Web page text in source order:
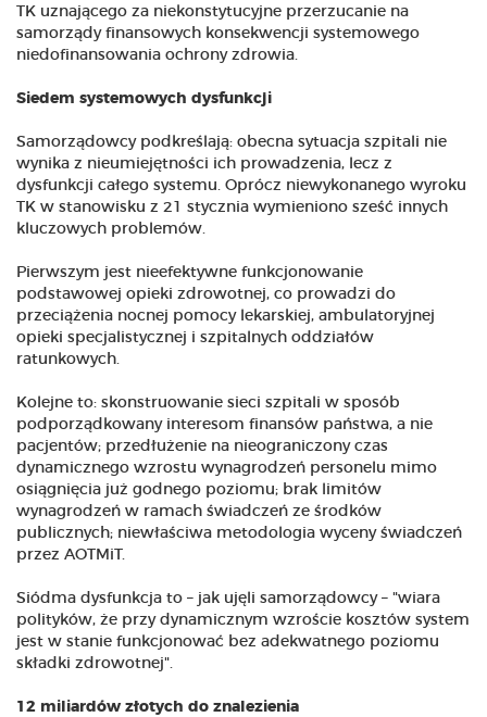
TK uznającego za niekonstytucyjne przerzucanie na
samorządy finansowych konsekwencji systemowego
niedofinansowania ochrony zdrowia.
Siedem systemowych dysfunkcji
Samorządowcy podkreślają: obecna sytuacja szpitali nie
wynika z nieumiejętności ich prowadzenia, lecz z
dysfunkcji całego systemu. Oprócz niewykonanego wyroku
TK w stanowisku z 21 stycznia wymieniono sześć innych
kluczowych problemów.
Pierwszym jest nieefektywne funkcjonowanie
podstawowej opieki zdrowotnej, co prowadzi do
przeciążenia nocnej pomocy lekarskiej, ambulatoryjnej
opieki specjalistycznej i szpitalnych oddziałów
ratunkowych.
Kolejne to: skonstruowanie sieci szpitali w sposób
podporządkowany interesom finansów państwa, a nie
pacjentów; przedłużenie na nieograniczony czas
dynamicznego wzrostu wynagrodzeń personelu mimo
osiągnięcia już godnego poziomu; brak limitów
wynagrodzeń w ramach świadczeń ze środków
publicznych; niewłaściwa metodologia wyceny świadczeń
przez AOTMiT.
Siódma dysfunkcja to – jak ujęli samorządowcy – "wiara
polityków, że przy dynamicznym wzroście kosztów system
jest w stanie funkcjonować bez adekwatnego poziomu
składki zdrowotnej".
12 miliardów złotych do znalezienia